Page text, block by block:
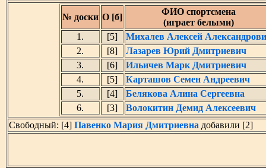
№ доски О [б]
ФИО спортсмена
(играет белыми)
1.
[5]
Михалев Алексей
2.
[8]
Лазарев Юрий Дмитриевич
3.
[6]
Ильичев Марк Дмитриевич
4.
[5]
Карташов Семен Андреевич
5.
[4]
Белякова Алина Сергеевна
6.
[3]
Волокитин Демид Алексеевич
Свободный: [4] Павенко Мария Дмитриевна добавили [2]